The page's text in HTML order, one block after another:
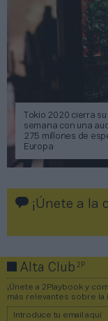
Tokio 2020 cierra
semana con una
275 millones de
Europa
¡Únete a la
Alta Club2P
¡Únete a 2Playbook y
más relevantes sobre